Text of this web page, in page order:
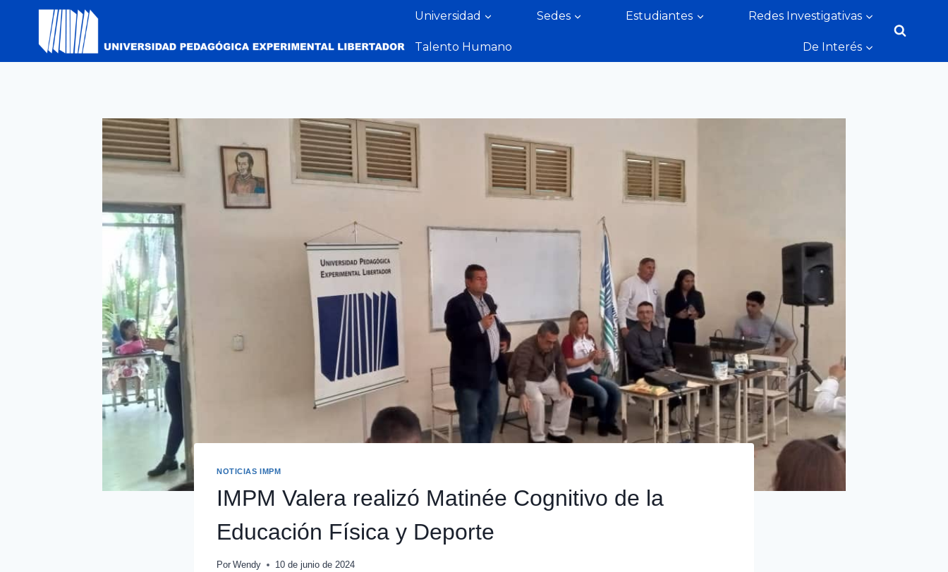
Universidad Sedes Estudiantes Redes Investigativas
Talento Humano De Interés
NOTICIAS IMPM
IMPM Valera realizó Matinée Cognitivo de la
Educación Física y Deporte
Por Wendy 10 de junio de 2024